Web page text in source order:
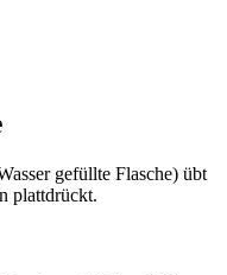
gefüllte Flasche) übt
plattdrückt.